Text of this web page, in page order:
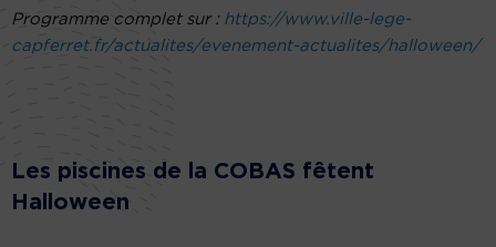
Programme complet sur : https://www.ville-lege-
capferret.fr/actualites/evenement-actualites/halloween/
Les piscines de la COBAS fêtent
Halloween